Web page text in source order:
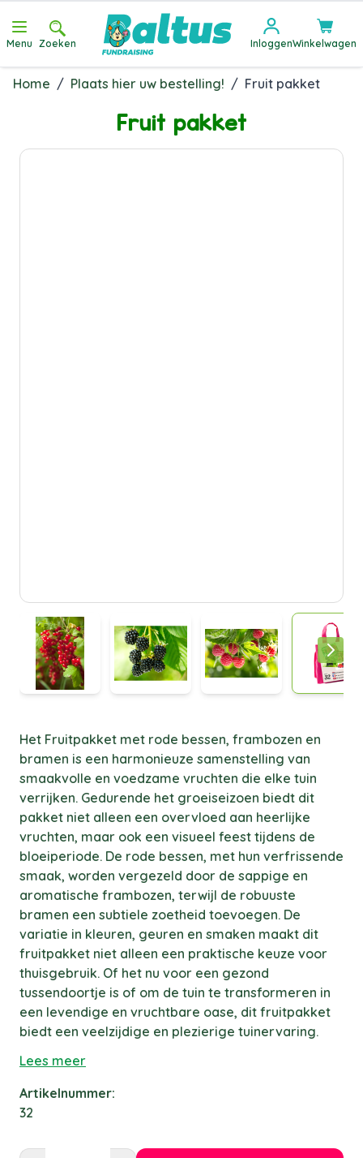
Ga direct door naar de inhoud
Menu Zoeken InloggenWinkelwagen
Home / Plaats hier uw bestelling! / Fruit pakket
Fruit pakket
Het Fruitpakket met rode bessen, frambozen en
bramen is een harmonieuze samenstelling van
smaakvolle en voedzame vruchten die elke tuin
verrijken. Gedurende het groeiseizoen biedt dit
pakket niet alleen een overvloed aan heerlijke
vruchten, maar ook een visueel feest tijdens de
bloeiperiode. De rode bessen, met hun verfrissende
smaak, worden vergezeld door de sappige en
aromatische frambozen, terwijl de robuuste
bramen een subtiele zoetheid toevoegen. De
variatie in kleuren, geuren en smaken maakt dit
fruitpakket niet alleen een praktische keuze voor
thuisgebruik. Of het nu voor een gezond
tussendoortje is of om de tuin te transformeren in
een levendige en vruchtbare oase, dit fruitpakket
biedt een veelzijdige en plezierige tuinervaring.
Lees meer
Artikelnummer:
32